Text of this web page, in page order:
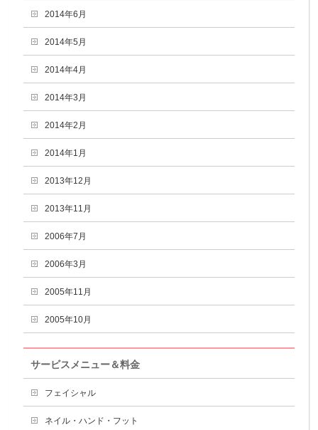
2014年6月
2014年5月
2014年4月
2014年3月
2014年2月
2014年1月
2013年12月
2013年11月
2006年7月
2006年3月
2005年11月
2005年10月
サービスメニュー＆料金
フェイシャル
ネイル・ハンド・フット